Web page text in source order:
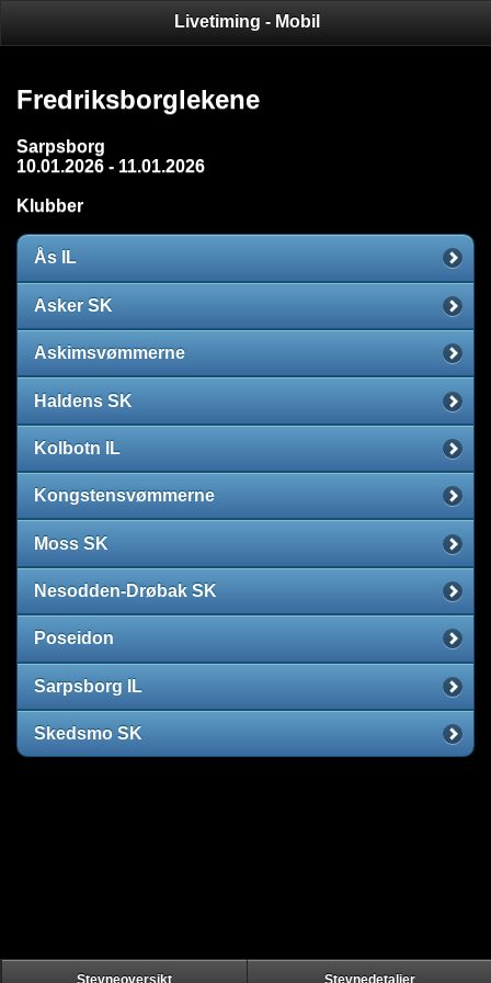
Livetiming - Mobil
Fredriksborglekene
Sarpsborg
10.01.2026 - 11.01.2026
Klubber
Ås IL
Asker SK
Askimsvømmerne
Haldens SK
Kolbotn IL
Kongstensvømmerne
Moss SK
Nesodden-Drøbak SK
Poseidon
Sarpsborg IL
Skedsmo SK
Stevneoversikt Stevnedetaljer